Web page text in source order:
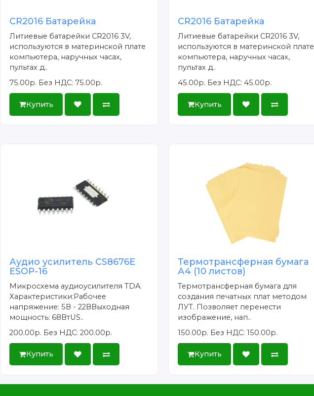
CR2016 Батарейка
Литиевые батарейки CR2016 3V,
используются в материнской плате
компьютера, наручных часах,
пультах д..
75.00р. Без НДС: 75.00р.
Купить
CR2016 Батарейка
Литиевые батарейки CR2016 3V,
используются в материнской плате
компьютера, наручных часах,
пультах д..
45.00р. Без НДС: 45.00р.
Купить
Аудио усилитель CS8676E
ESOP-16
Микросхема аудиоусилителя TDA.
Характеристики:Рабочее
напряжение: 5В - 22ВВыходная
мощность: 68ВтUS..
200.00р. Без НДС: 200.00р.
Купить
Термотрансферная бумага
А4 (10 листов)
Термотрансферная бумага для
создания печатных плат методом
ЛУТ. Позволяет перенести
изображение, нап..
150.00р. Без НДС: 150.00р.
Купить